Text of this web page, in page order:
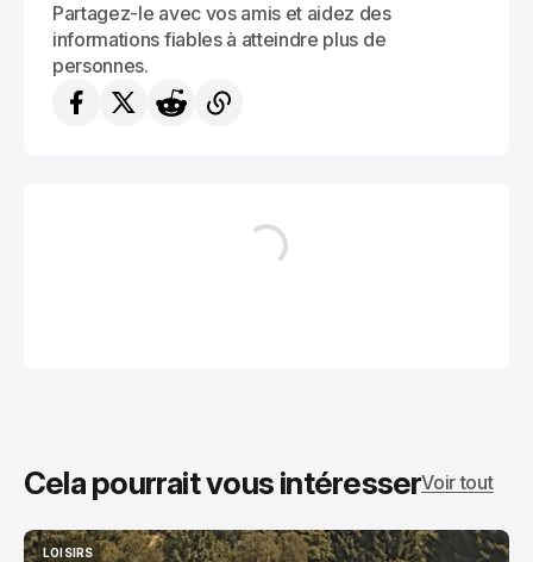
Partagez-le avec vos amis et aidez des
informations fiables à atteindre plus de
personnes.
Cela pourrait vous intéresserVoir tout
LOISIRS